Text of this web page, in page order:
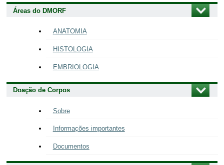
Áreas do DMORF
ANATOMIA
HISTOLOGIA
EMBRIOLOGIA
Doação de Corpos
Sobre
Informações importantes
Documentos